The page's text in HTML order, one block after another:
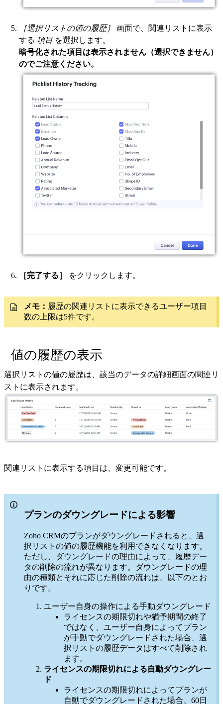
［選択リストの値の履歴］ 画面で、関連リストに表示
する 項目 を選択します。
暗号化された項目は表示されません（選択できません）
のでご注意ください。
［完了する］ をクリックします。
メモ： 履歴の関連リストに表示できるユーザー項目
数の上限は5件です。
値の履歴の表示
選択リストの値の履歴は、該当のデータの詳細画面の関連リ
ストに表示されます。
関連リストに表示する項目は、変更可能です。
プランのダウングレードによる影響
Zoho CRMのプランがダウングレードされると、選
択リストの値の履歴機能を利用できなくなります。
ただし、ダウングレードの理由によって、履歴デー
タの削除の流れが異なります。ダウングレードの理
由の種類とそれに応じた削除の流れは、以下のとお
りです。
ユーザー自身の操作による手動ダウングレード
ライセンスの期限切れや猶予期間の終了
ではなく、ユーザー自身によってプラン
が手動でダウングレードされた場合、選
択リストの履歴データはすべて削除され
ます。
ライセンスの期限切れによる自動ダウングレー
ド
ライセンスの期限切れによってプランが
自動でダウングレードされた場合、60日